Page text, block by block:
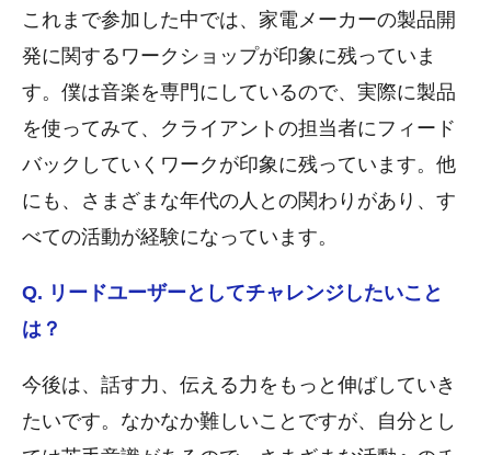
これまで参加した中では、家電メーカーの製品開
発に関するワークショップが印象に残っていま
す。僕は音楽を専門にしているので、実際に製品
を使ってみて、クライアントの担当者にフィード
バックしていくワークが印象に残っています。他
にも、さまざまな年代の人との関わりがあり、す
べての活動が経験になっています。
Q. リードユーザーとしてチャレンジしたいこと
は？
今後は、話す力、伝える力をもっと伸ばしていき
たいです。なかなか難しいことですが、自分とし